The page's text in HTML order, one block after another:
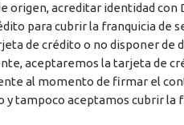
origen, acreditar identidad con
para cubrir la franquicia de
de crédito o no disponer de
aceptaremos la tarjeta de
al momento de firmar el
tampoco aceptamos cubrir la